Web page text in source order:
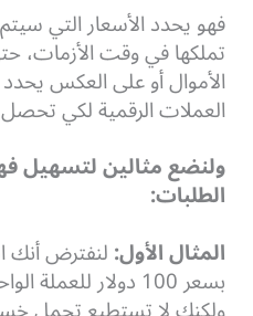
فهو يحدد الأسعار التي
تملكها في وقت الأزمات،
الأموال أو على العكس
العملات الرقمية لكي
ولنضع مثالين لتسهيل
الطلبات:
المثال الأول:
بسعر 100 دولار